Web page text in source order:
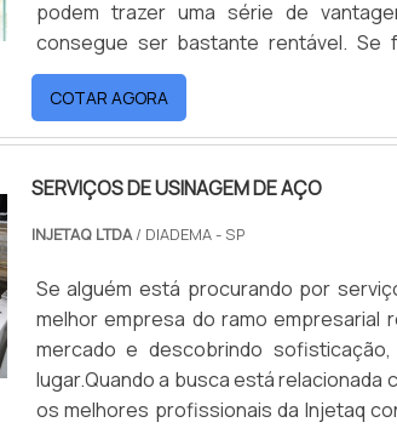
podem trazer uma série de
consegue ser bastante rentável. Se
podem fa...
COTAR AGORA
SERVIÇOS DE USINAGEM DE AÇO
INJETAQ LTDA/ DIADEMA - SP
Se alguém está procurando por
melhor empresa do ramo empresarial
mercado e descobrindo
lugar.Quando a busca está relacionada
os melhores profissionais da Injetaq